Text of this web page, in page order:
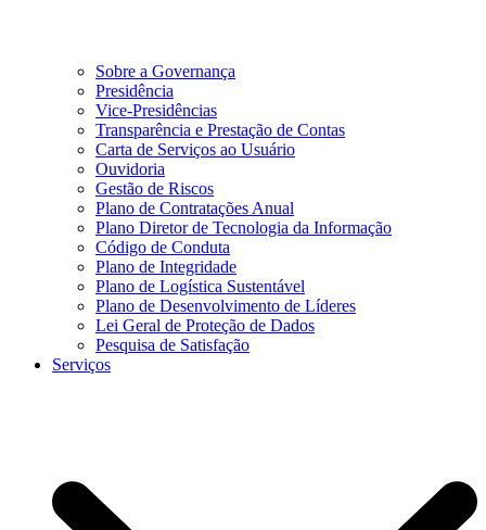
Sobre a Governança
Presidência
Vice-Presidências
Transparência e Prestação de Contas
Carta de Serviços ao Usuário
Ouvidoria
Gestão de Riscos
Plano de Contratações Anual
Plano Diretor de Tecnologia da Informação
Código de Conduta
Plano de Integridade
Plano de Logística Sustentável
Plano de Desenvolvimento de Líderes
Lei Geral de Proteção de Dados
Pesquisa de Satisfação
Serviços